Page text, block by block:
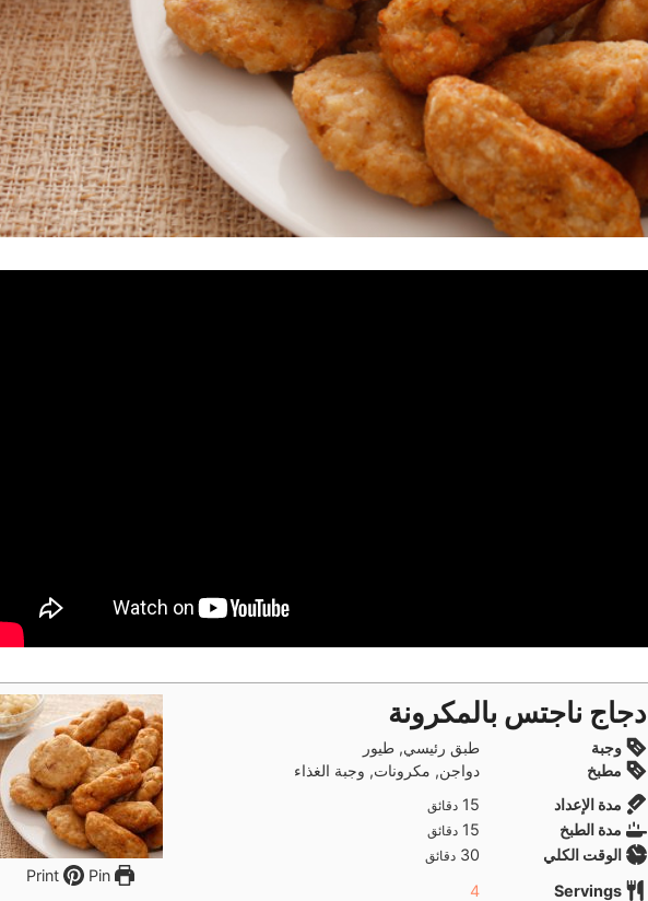
Print
Pin
دجاج ناجتس بالمكرونة
وجبة
طبق رئيسي, طيور
مطبخ
دواجن, مكرونات, وجبة الغذاء
مدة الإعداد
15دقائق
دقائق
مدة الطبخ 15دقائق
دقائق
الوقت الكلي 30دقائق
دقائق
Servings
4